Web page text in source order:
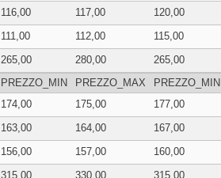
116,00 117,00 120,00
111,00 112,00 115,00
265,00 280,00 265,00
PREZZO_MIN PREZZO_MAX PREZZO_MIN
174,00 175,00 177,00
163,00 164,00 167,00
156,00 157,00 160,00
315,00 330,00 315,00